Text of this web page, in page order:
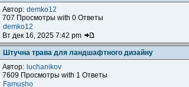
Автор: demko12
707 Просмотры with 0 Ответы
demko12
Вт дек 16, 2025 7:42 pm
Штучна трава для ландшафтного дизайну
Автор: luchanikov
7609 Просмотры with 1 Ответы
Famusho